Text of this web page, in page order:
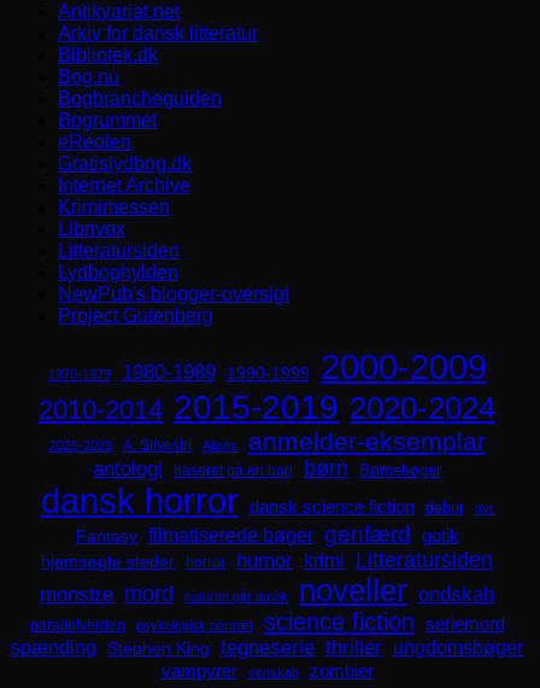
Antikvariat.net
Arkiv for dansk litteratur
Bibliotek.dk
Bog.nu
Bogbrancheguiden
Bogrummet
eReolen
Gratislydbog.dk
Internet Archive
Krimimessen
Librivox
Litteratursiden
Lydboghylden
NewPub's blogger-oversigt
Project Gutenberg
1970-1979 1980-1989 1990-1999 2000-2009
2010-2014 2015-2019 2020-2024
2025-2029 A. Silvestri Aliens anmelder-eksemplar
antologi baseret på en bog børn Børnebøger
dansk horror dansk science fiction debut dyr
Fantasy filmatiserede bøger genfærd
gotik
hjemsøgte steder
horror humor krimi Litteratursiden
monstre mord naturen går amok noveller ondskab
parallelverden psykologisk portræt science fiction seriemord
spænding Stephen King tegneserie thriller ungdomsbøger
vampyrer venskab
zombier